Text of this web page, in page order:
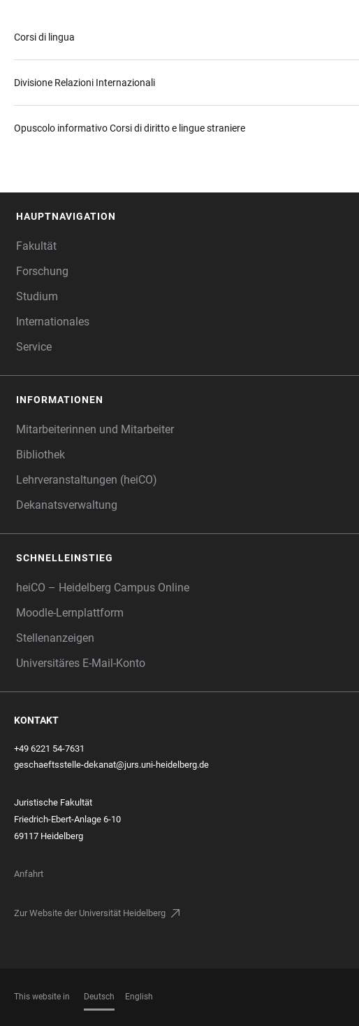
Corsi di lingua
Divisione Relazioni Internazionali
Opuscolo informativo Corsi di diritto e lingue straniere
HAUPTNAVIGATION
Fakultät
Forschung
Studium
Internationales
Service
INFORMATIONEN
Mitarbeiterinnen und Mitarbeiter
Bibliothek
Lehrveranstaltungen (heiCO)
Dekanatsverwaltung
SCHNELLEINSTIEG
heiCO – Heidelberg Campus Online
Moodle-Lernplattform
Stellenanzeigen
Universitäres E-Mail-Konto
KONTAKT
+49 6221 54-7631
geschaeftsstelle-dekanat@jurs.uni-heidelberg.de
Juristische Fakultät
Friedrich-Ebert-Anlage 6-10
69117 Heidelberg
Anfahrt
Zur Website der Universität Heidelberg
This website in Deutsch English